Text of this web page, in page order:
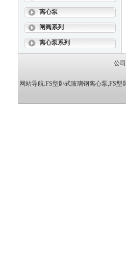
离心泵
闸阀系列
离心泵系列
公
网站导航:FS型卧式玻璃钢离心泵,FS型